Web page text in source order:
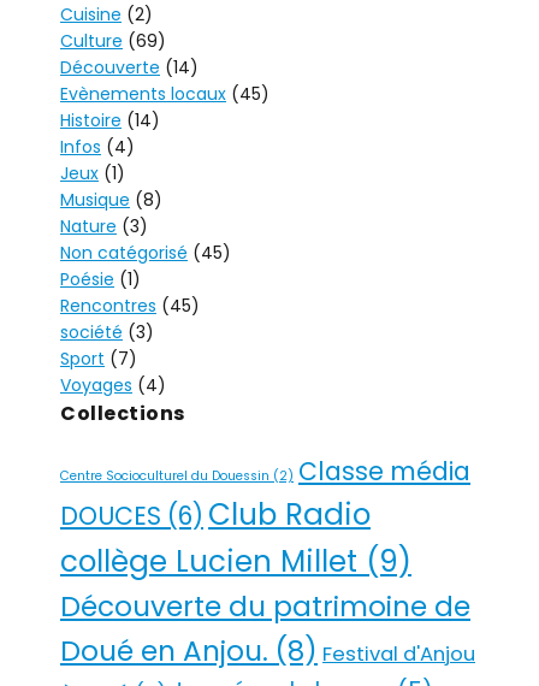
T
E
R
N
A
T
I
V
E
:
Cuisine (2)
Culture (69)
Découverte (14)
Evènements locaux (45)
Histoire (14)
Infos (4)
Jeux (1)
Musique (8)
Nature (3)
Non catégorisé (45)
Poésie (1)
Rencontres (45)
société (3)
Sport (7)
Voyages (4)
Collections
Centre Socioculturel du Douessin (2) Classe média
DOUCES (6) Club Radio
collège Lucien Millet (9)
Découverte du patrimoine de
Doué en Anjou. (8) Festival d'Anjou